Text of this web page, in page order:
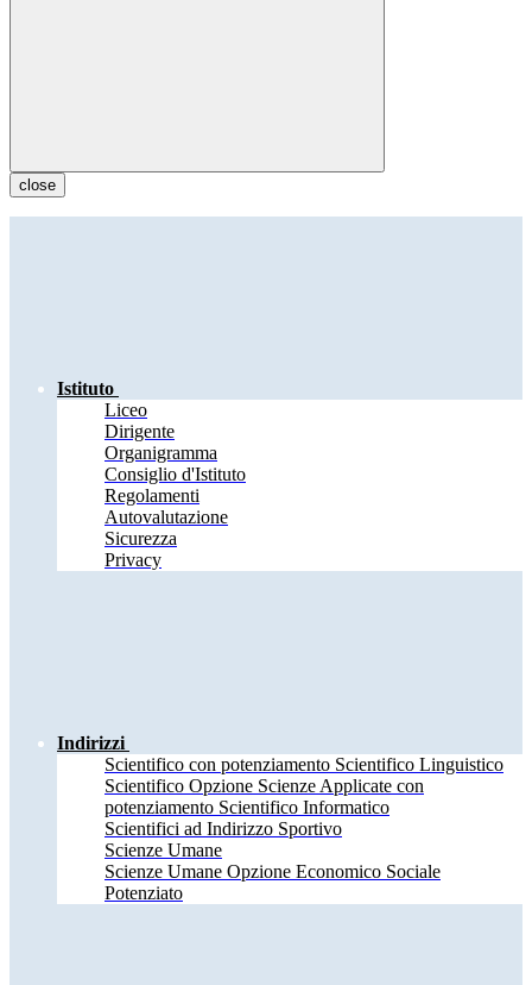
close
Istituto
Liceo
Dirigente
Organigramma
Consiglio d'Istituto
Regolamenti
Autovalutazione
Sicurezza
Privacy
Indirizzi
Scientifico con potenziamento Scientifico Linguistico
Scientifico Opzione Scienze Applicate con
potenziamento Scientifico Informatico
Scientifici ad Indirizzo Sportivo
Scienze Umane
Scienze Umane Opzione Economico Sociale
Potenziato